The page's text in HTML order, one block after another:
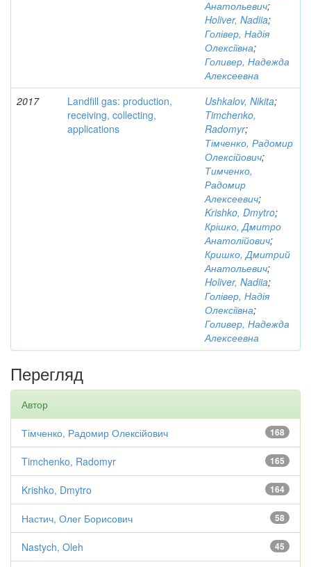
Анатольевич;
Holiver, Nadiia;
Голівер, Надія
Олексіївна;
Голивер, Надежда
Алексеевна
2017
Landfill gas: production,
receiving, collecting,
applications
Ushkalov, Nikita;
Timchenko,
Radomyr;
Тімченко, Радомир
Олексійович;
Тимченко,
Радомир
Алексеевич;
Krishko, Dmytro;
Крішко, Дмитро
Анатолійович;
Кришко, Дмитрий
Анатольевич;
Holiver, Nadiia;
Голівер, Надія
Олексіївна;
Голивер, Надежда
Алексеевна
Перегляд
Автор
168
Тімченко, Радомир Олексійович
165
Timchenko, Radomyr
164
Krishko, Dmytro
58
Настич, Олег Борисович
45
Nastych, Oleh